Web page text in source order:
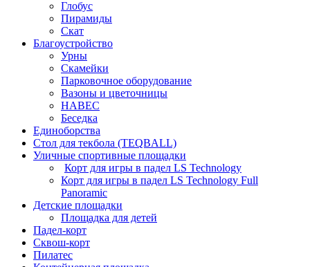
Глобус
Пирамиды
Скат
Благоустройство
Урны
Скамейки
Парковочное оборудование
Вазоны и цветочницы
НАВЕС
Беседка
Единоборства
Стол для текбола (TEQBALL)
Уличные спортивные площадки
Корт для игры в падел LS Technology
Корт для игры в падел LS Technology Full
Panoramic
Детские площадки
Площадка для детей
Падел-корт
Сквош-корт
Пилатес